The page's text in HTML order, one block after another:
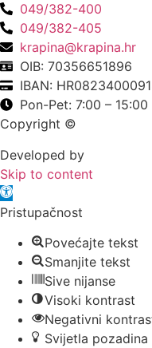
049/382-400
049/382-405
krapina@krapina.hr
OIB: 70356651896
IBAN:
Pon-Pet: 7:00 – 15:00
Copyright ©
Developed by
Skip to content
Open toolbar
Pristupačnost
Povećajte tekst
Smanjite tekst
Sive nijanse
Visoki kontrast
Negativni
Svijetla pozadina